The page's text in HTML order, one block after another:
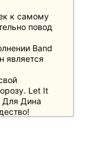
к самому
повод
Band
является
Let It
Для Дина
всем
Is You.